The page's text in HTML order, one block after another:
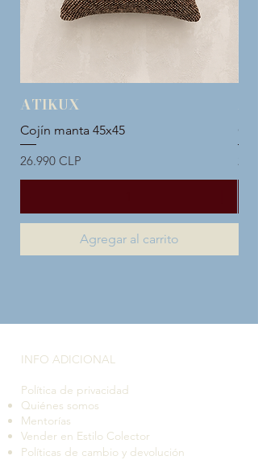
ATIKUX
Cojín manta 45x45
Precio
26.990 CLP
Agregar al carrito
INFO ADICIONAL​
Política de privacidad
Quiénes somos
Mentorías
Vender en Estilo Colector
Políticas de cambio y devolución